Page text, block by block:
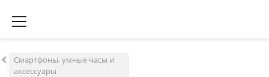
Смартфоны, умные часы и
аксессуары